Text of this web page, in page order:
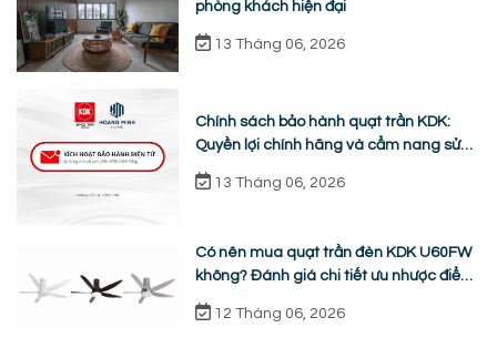
phòng khách hiện đại
13 Tháng 06, 2026
Chính sách bảo hành quạt trần KDK:
Quyền lợi chính hãng và cẩm nang sửa
13 Tháng 06, 2026
Có nên mua quạt trần đèn KDK U60FW
không? Đánh giá chi tiết ưu nhược điểm
thực tế
12 Tháng 06, 2026